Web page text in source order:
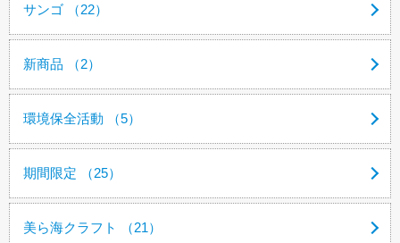
サンゴ （22）
新商品 （2）
環境保全活動 （5）
期間限定 （25）
美ら海クラフト （21）